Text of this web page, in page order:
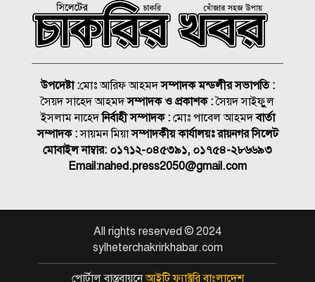
জাকিরের মৃত্যুদণ্ড
বাংলাদেশ চা বোর্ডে বড় নিয়োগ
রাষ্ট্রপতি নির্বাচন ২০ আগস্ট, ভোট
হবে সংসদে
১৮নং ওয়ার্ড বিএনপির উদ্যোগে
মতবিনিময় ও উন্মুক্ত আলোচনা
সিলেট’ সাইনেজ কেন?
সিলেট মহানগর বিএনপির
উপদেষ্টা :মোঃ আরিফ আহমদসম্পাদক মন্ডলীর সভাপতি :
সৈয়দ সাহেদ আহমদসম্পাদক ও প্রকাশক :সৈয়দ সাইফুুল
ইসলাম নাহেদনির্বাহী সম্পাদক :মোঃ পাবেল আহমদবার্তা
সম্পাদক :সায়মন মিয়াসম্পাদকীয় কার্যালয়ঃ রায়নগর সিলেট
মোবাইল নাম্বার: ০১৭১২-০৪৫৩৯১, ০১৭৫৪-২৮৬৬৯৩
Email:nahed.press2050@gmail.com
All rights reserved © 2024
sylheterchakrirkhabar.com
পোর্টাল বাস্তবায়নেআইটি ফ্যাক্টরি বাংলাদেশ